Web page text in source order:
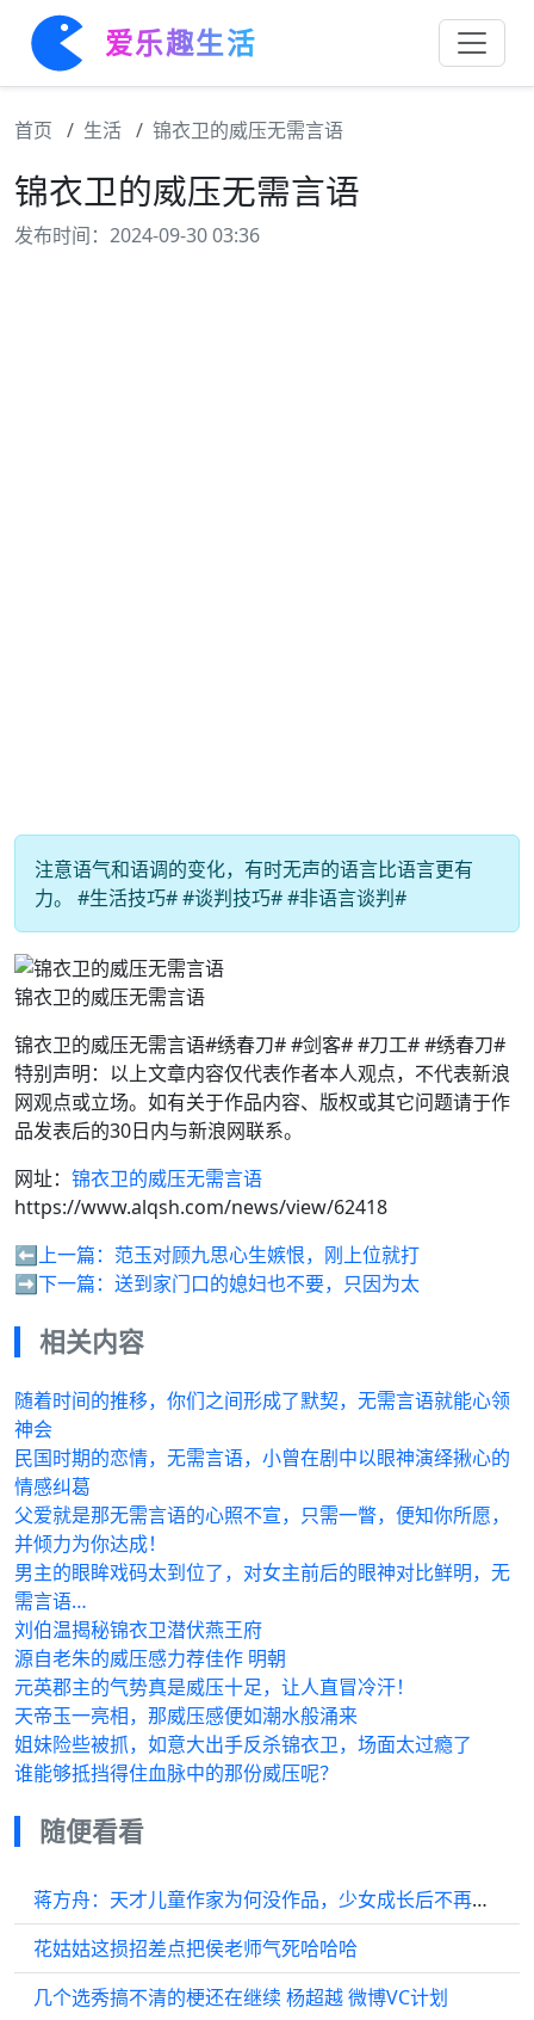
爱乐趣生活
首页 生活 锦衣卫的威压无需言语
锦衣卫的威压无需言语
发布时间：2024-09-30 03:36
注意语气和语调的变化，有时无声的语言比语言更有
力。 #生活技巧# #谈判技巧# #非语言谈判#
锦衣卫的威压无需言语
锦衣卫的威压无需言语#绣春刀# #剑客# #刀工# #绣春刀#
特别声明：以上文章内容仅代表作者本人观点，不代表新浪
网观点或立场。如有关于作品内容、版权或其它问题请于作
品发表后的30日内与新浪网联系。
网址： 锦衣卫的威压无需言语
https://www.alqsh.com/news/view/62418
⬅️上一篇： 范玉对顾九思心生嫉恨，刚上位就打
➡️下一篇： 送到家门口的媳妇也不要，只因为太
相关内容
随着时间的推移，你们之间形成了默契，无需言语就能心领
神会
民国时期的恋情，无需言语，小曾在剧中以眼神演绎揪心的
情感纠葛
父爱就是那无需言语的心照不宣，只需一瞥，便知你所愿，
并倾力为你达成！
男主的眼眸戏码太到位了，对女主前后的眼神对比鲜明，无
需言语…
刘伯温揭秘锦衣卫潜伏燕王府
源自老朱的威压感力荐佳作 明朝
元英郡主的气势真是威压十足，让人直冒冷汗！
天帝玉一亮相，那威压感便如潮水般涌来
姐妹险些被抓，如意大出手反杀锦衣卫，场面太过瘾了
谁能够抵挡得住血脉中的那份威压呢？
随便看看
蒋方舟：天才儿童作家为何没作品，少女成长后不再年轻？
花姑姑这损招差点把侯老师气死哈哈哈
几个选秀搞不清的梗还在继续 杨超越 微博VC计划